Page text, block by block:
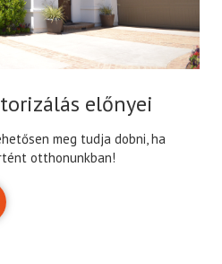
előnyei
meg tudja dobni, ha
otthonunkban!